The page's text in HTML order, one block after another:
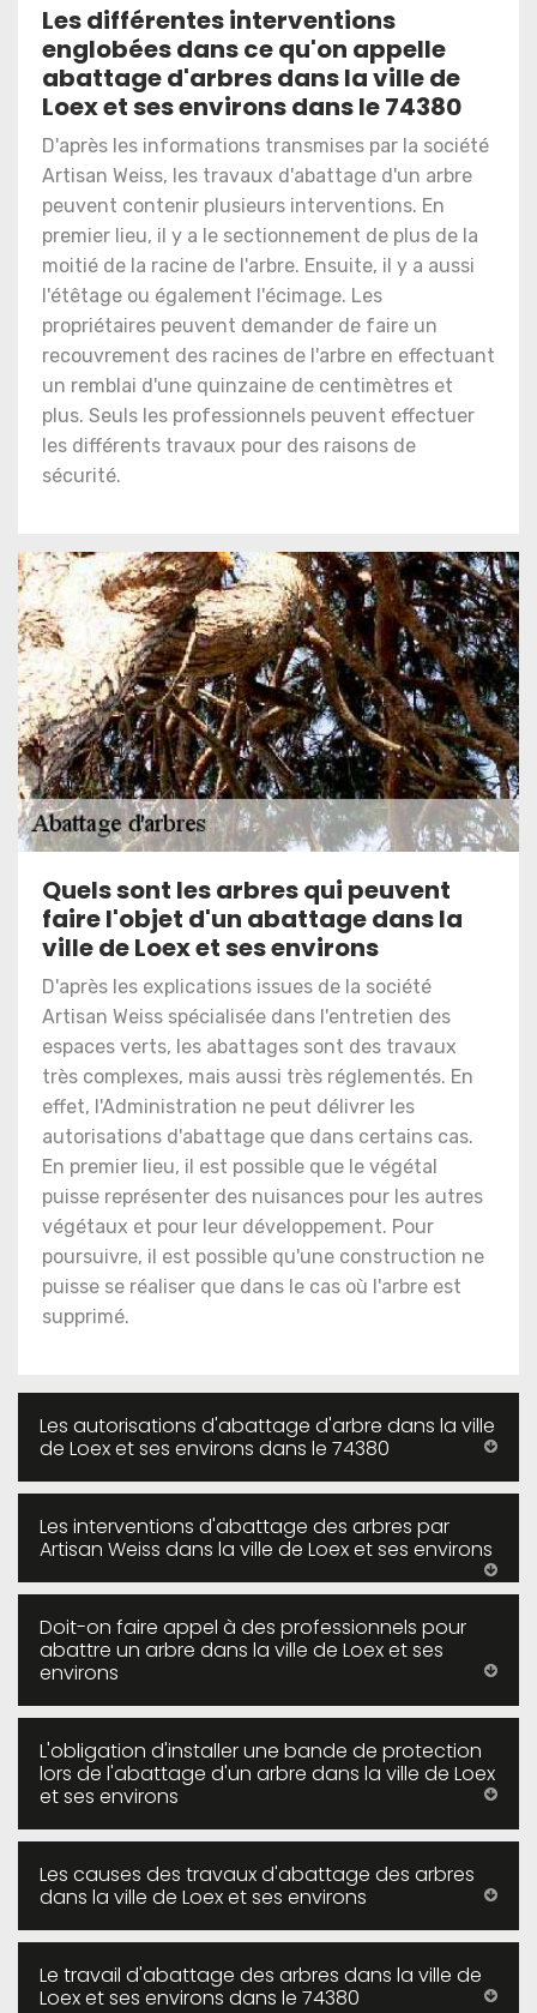
Les différentes interventions
englobées dans ce qu'on appelle
abattage d'arbres dans la ville de
Loex et ses environs dans le 74380
D'après les informations transmises par la société
Artisan Weiss, les travaux d'abattage d'un arbre
peuvent contenir plusieurs interventions. En
premier lieu, il y a le sectionnement de plus de la
moitié de la racine de l'arbre. Ensuite, il y a aussi
l'étêtage ou également l'écimage. Les
propriétaires peuvent demander de faire un
recouvrement des racines de l'arbre en effectuant
un remblai d'une quinzaine de centimètres et
plus. Seuls les professionnels peuvent effectuer
les différents travaux pour des raisons de
sécurité.
Quels sont les arbres qui peuvent
faire l'objet d'un abattage dans la
ville de Loex et ses environs
D'après les explications issues de la société
Artisan Weiss spécialisée dans l'entretien des
espaces verts, les abattages sont des travaux
très complexes, mais aussi très réglementés. En
effet, l'Administration ne peut délivrer les
autorisations d'abattage que dans certains cas.
En premier lieu, il est possible que le végétal
puisse représenter des nuisances pour les autres
végétaux et pour leur développement. Pour
poursuivre, il est possible qu'une construction ne
puisse se réaliser que dans le cas où l'arbre est
supprimé.
Les autorisations d'abattage d'arbre dans la ville
de Loex et ses environs dans le 74380
Les interventions d'abattage des arbres par
Artisan Weiss dans la ville de Loex et ses environs
Doit-on faire appel à des professionnels pour
abattre un arbre dans la ville de Loex et ses
environs
L'obligation d'installer une bande de protection
lors de l'abattage d'un arbre dans la ville de Loex
et ses environs
Les causes des travaux d'abattage des arbres
dans la ville de Loex et ses environs
Le travail d'abattage des arbres dans la ville de
Loex et ses environs dans le 74380